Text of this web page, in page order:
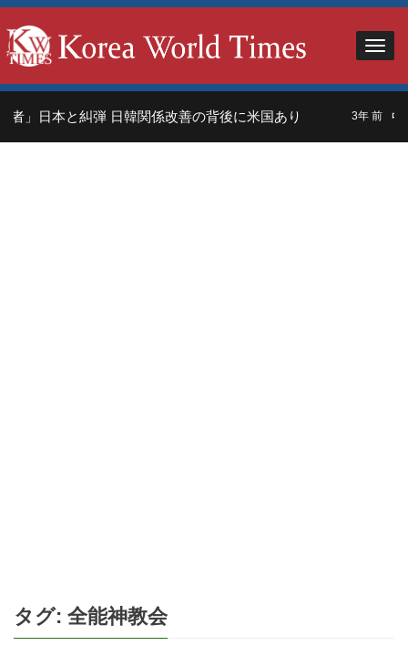
」日本と糾弾 日韓関係改善の背後に米国あり 3年 前 中
タグ: 全能神教会